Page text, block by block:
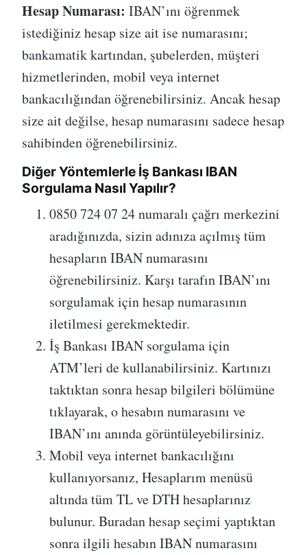
Hesap Numarası: IBAN’ını öğrenmek
istediğiniz hesap size ait ise numarasını;
bankamatik kartından, şubelerden, müşteri
hizmetlerinden, mobil veya internet
bankacılığından öğrenebilirsiniz. Ancak hesap
size ait değilse, hesap numarasını sadece hesap
sahibinden öğrenebilirsiniz.
Diğer Yöntemlerle İş Bankası IBAN
Sorgulama Nasıl Yapılır?
0850 724 07 24 numaralı çağrı merkezini
aradığınızda, sizin adınıza açılmış tüm
hesapların IBAN numarasını
öğrenebilirsiniz. Karşı tarafın IBAN’ını
sorgulamak için hesap numarasının
iletilmesi gerekmektedir.
İş Bankası IBAN sorgulama için
ATM’leri de kullanabilirsiniz. Kartınızı
taktıktan sonra hesap bilgileri bölümüne
tıklayarak, o hesabın numarasını ve
IBAN’ını anında görüntüleyebilirsiniz.
Mobil veya internet bankacılığını
kullanıyorsanız, Hesaplarım menüsü
altında tüm TL ve DTH hesaplarınız
bulunur. Buradan hesap seçimi yaptıktan
sonra ilgili hesabın IBAN numarasını